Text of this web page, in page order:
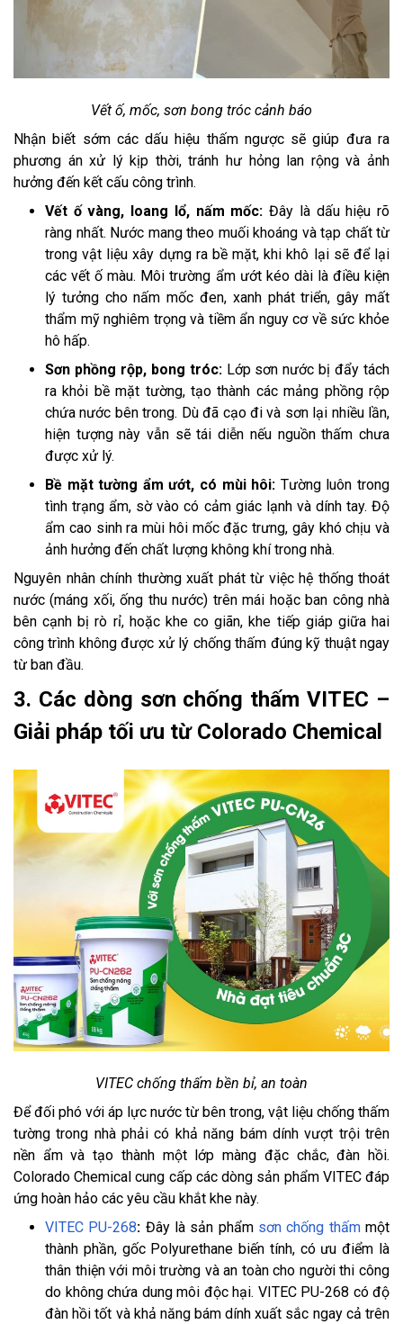
Vết ố, mốc, sơn bong tróc cảnh báo
Nhận biết sớm các dấu hiệu thấm ngược sẽ giúp đưa ra
phương án xử lý kịp thời, tránh hư hỏng lan rộng và ảnh
hưởng đến kết cấu công trình.
Vết ố vàng, loang lổ, nấm mốc: Đây là dấu hiệu rõ
ràng nhất. Nước mang theo muối khoáng và tạp chất từ
trong vật liệu xây dựng ra bề mặt, khi khô lại sẽ để lại
các vết ố màu. Môi trường ẩm ướt kéo dài là điều kiện
lý tưởng cho nấm mốc đen, xanh phát triển, gây mất
thẩm mỹ nghiêm trọng và tiềm ẩn nguy cơ về sức khỏe
hô hấp.
Sơn phồng rộp, bong tróc:Lớp sơn nước bị đẩy tách
ra khỏi bề mặt tường, tạo thành các mảng phồng rộp
chứa nước bên trong. Dù đã cạo đi và sơn lại nhiều lần,
hiện tượng này vẫn sẽ tái diễn nếu nguồn thấm chưa
được xử lý.
Bề mặt tường ẩm ướt, có mùi hôi: Tường luôn trong
tình trạng ẩm, sờ vào có cảm giác lạnh và dính tay. Độ
ẩm cao sinh ra mùi hôi mốc đặc trưng, gây khó chịu và
ảnh hưởng đến chất lượng không khí trong nhà.
Nguyên nhân chính thường xuất phát từ việc hệ thống thoát
nước (máng xối, ống thu nước) trên mái hoặc ban công nhà
bên cạnh bị rò rỉ, hoặc khe co giãn, khe tiếp giáp giữa hai
công trình không được xử lý chống thấm đúng kỹ thuật ngay
từ ban đầu.
3. Các dòng sơn chống thấm VITEC –
Giải pháp tối ưu từ Colorado Chemical
VITEC chống thấm bền bỉ, an toàn
Để đối phó với áp lực nước từ bên trong, vật liệu chống thấm
tường trong nhà phải có khả năng bám dính vượt trội trên
nền ẩm và tạo thành một lớp màng đặc chắc, đàn hồi.
Colorado Chemical cung cấp các dòng sản phẩm VITEC đáp
ứng hoàn hảo các yêu cầu khắt khe này.
VITEC PU-268: Đây là sản phẩm sơn chống thấmmột
thành phần, gốc Polyurethane biến tính, có ưu điểm là
thân thiện với môi trường và an toàn cho người thi công
do không chứa dung môi độc hại. VITEC PU-268 có độ
đàn hồi tốt và khả năng bám dính xuất sắc ngay cả trên